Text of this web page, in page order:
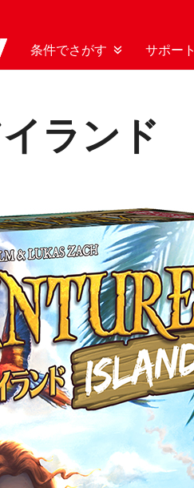
条件でさがす サポート
ランド